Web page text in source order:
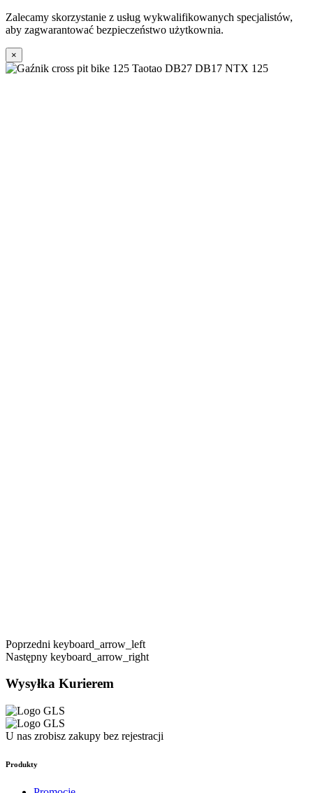
Zalecamy skorzystanie z usług wykwalifikowanych specjalistów,
aby zagwarantować bezpieczeństwo użytkownia.
×
Poprzedni keyboard_arrow_left
Następny keyboard_arrow_right
Wysyłka Kurierem
U nas zrobisz zakupy bez rejestracji
Produkty